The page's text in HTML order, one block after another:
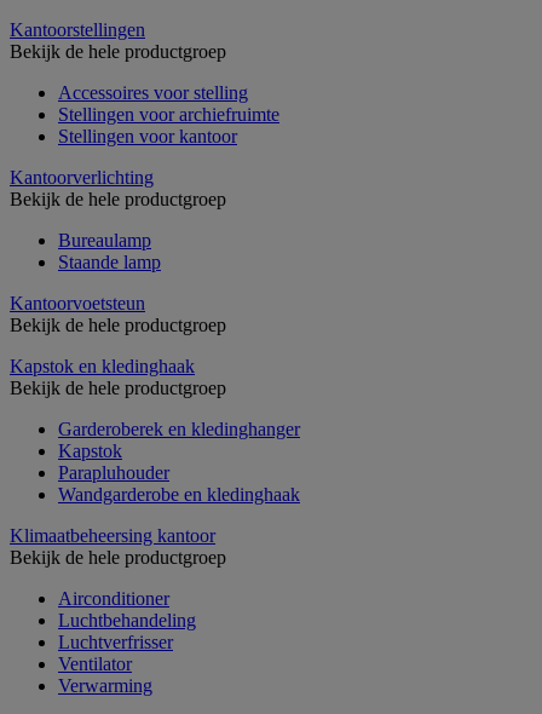
Kantoorstellingen
Bekijk de hele productgroep
Accessoires voor stelling
Stellingen voor archiefruimte
Stellingen voor kantoor
Kantoorverlichting
Bekijk de hele productgroep
Bureaulamp
Staande lamp
Kantoorvoetsteun
Bekijk de hele productgroep
Kapstok en kledinghaak
Bekijk de hele productgroep
Garderoberek en kledinghanger
Kapstok
Parapluhouder
Wandgarderobe en kledinghaak
Klimaatbeheersing kantoor
Bekijk de hele productgroep
Airconditioner
Luchtbehandeling
Luchtverfrisser
Ventilator
Verwarming